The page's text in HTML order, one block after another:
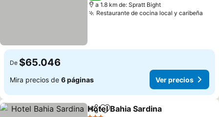
a 1.8 km de: Spratt Bight
Restaurante de cocina local y caribeña
De $65.046
Mira precios de 6 páginas Ver precios
CompartirAgregar a favoritos
Hotel Bahia Sardina